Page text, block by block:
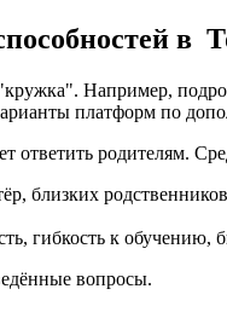
в
Например,
платформ по
ответить родителям.
близких
гибкость к
вопросы.